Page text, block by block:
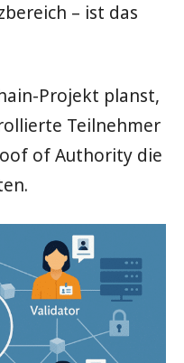
– ist das
Projekt planst,
Teilnehmer
of Authority die